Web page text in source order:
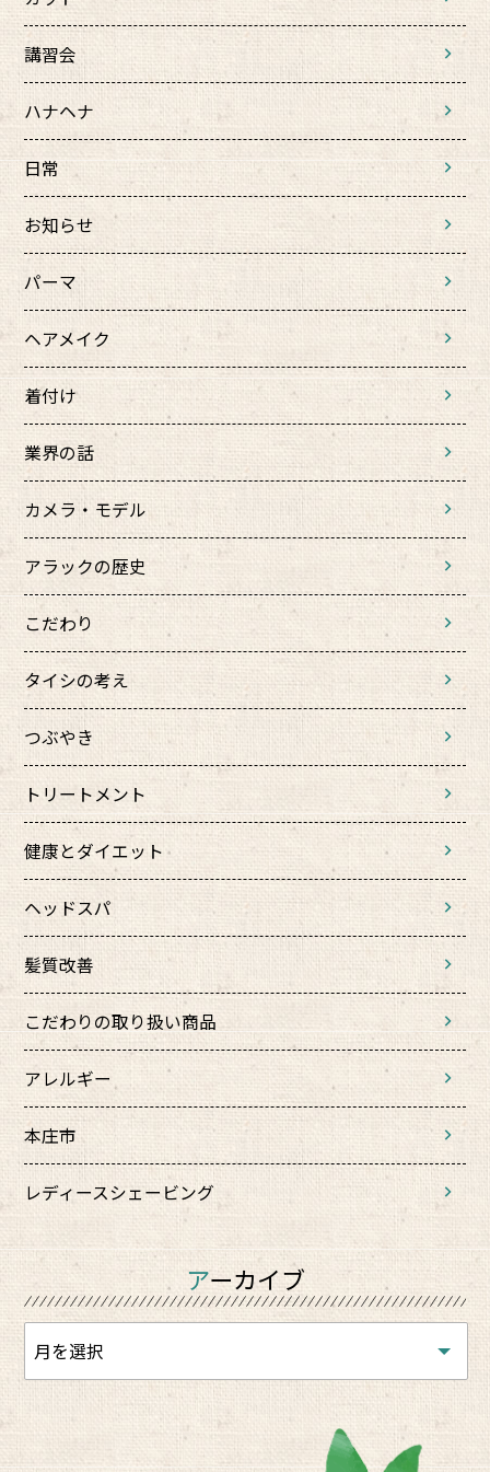
講習会
ハナヘナ
日常
お知らせ
パーマ
ヘアメイク
着付け
業界の話
カメラ・モデル
アラックの歴史
こだわり
タイシの考え
つぶやき
トリートメント
健康とダイエット
ヘッドスパ
髪質改善
こだわりの取り扱い商品
アレルギー
本庄市
レディースシェービング
アーカイブ